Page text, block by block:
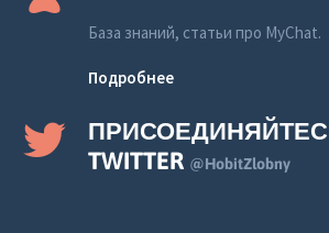
База знаний, статьи про MyChat.
Подробнее
TWITTER @HobitZlobny